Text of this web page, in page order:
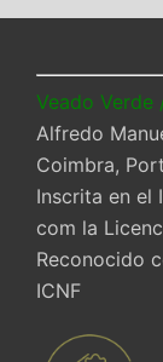
Veado Verde
Alfredo
Coimbra,
Inscrita en el
com la
Reconocido
ICNF